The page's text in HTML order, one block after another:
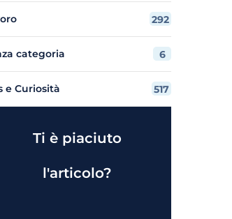
292
categoria 6
e Curiosità 517
Ti è piaciuto
l'articolo?